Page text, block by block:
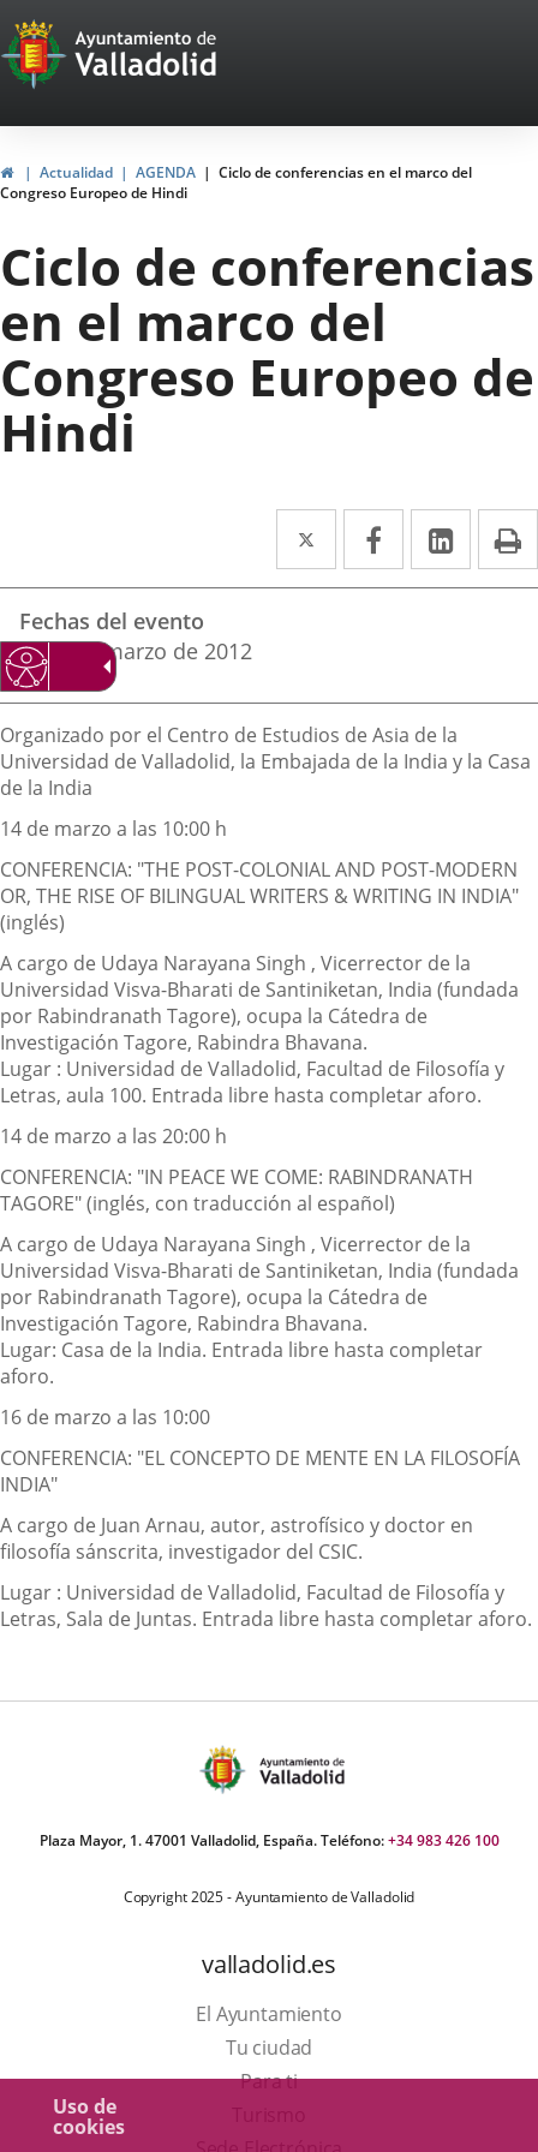
Uso de
cookies
Portal
Web
del
Ayuntamiento
de
Valladolid
InicioActualidad AGENDA
Ciclo de conferencias en el marco del
Congreso Europeo de Hindi
Ciclo de conferencias
en el marco del
Congreso Europeo de
Hindi
Twitter
Enlace
a
externa.
Facebook
Enlace
a
externa.
Enlace
a
del
evento
Fechas del evento
14al16 marzo de 2012
Descripción
Organizado por el Centro de Estudios de Asia de la
Universidad de Valladolid, la Embajada de la India y la Casa
de la India
14 de marzo a las 10:00 h
CONFERENCIA: "THE POST-COLONIAL AND POST-MODERN
OR, THE RISE OF BILINGUAL WRITERS & WRITING IN INDIA"
(inglés)
A cargo de Udaya Narayana Singh , Vicerrector de la
Universidad Visva-Bharati de Santiniketan, India (fundada
por Rabindranath Tagore), ocupa la Cátedra de
Investigación Tagore, Rabindra Bhavana.
Lugar : Universidad de Valladolid, Facultad de Filosofía y
Letras, aula 100. Entrada libre hasta completar aforo.
14 de marzo a las 20:00 h
CONFERENCIA: "IN PEACE WE COME: RABINDRANATH
TAGORE" (inglés, con traducción al español)
A cargo de Udaya Narayana Singh , Vicerrector de la
Universidad Visva-Bharati de Santiniketan, India (fundada
por Rabindranath Tagore), ocupa la Cátedra de
Investigación Tagore, Rabindra Bhavana.
Lugar: Casa de la India. Entrada libre hasta completar
aforo.
16 de marzo a las 10:00
CONFERENCIA: "EL CONCEPTO DE MENTE EN LA FILOSOFÍA
INDIA"
A cargo de Juan Arnau, autor, astrofísico y doctor en
filosofía sánscrita, investigador del CSIC.
Lugar : Universidad de Valladolid, Facultad de Filosofía y
Letras, Sala de Juntas. Entrada libre hasta completar aforo.
Plaza Mayor, 1. 47001 Valladolid, España. Teléfono:+34 983 426 100
Copyright 2025 - Ayuntamiento de Valladolid
valladolid.es
El Ayuntamiento
Tu ciudad
Para ti